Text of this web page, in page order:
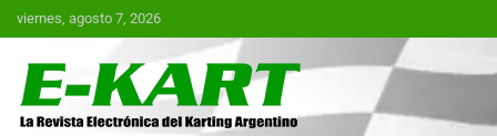
Saltar
al
viernes, agosto 7, 2026